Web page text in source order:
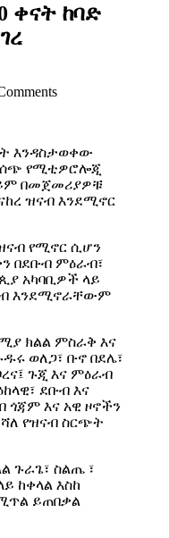
ቀናት ከባድ
እንዳስታወቀው
ሰጭ የሚቲዎሮሎጂ
በመጀመሪያዎቹ
ዝናብ እንደሚኖር
የሚኖር ሲሆን
በደቡብ ምዕራብ፣
አካባቢዎች ላይ
እንደሚኖራቸውም
ክልል ምስራቅ እና
ወለጋ፣ ቡኖ በደሌ፣
ጉጂ እና ምዕራብ
ደቡብ እና
ጎጃም እና አዊ ዞኖችን
የዝናብ ስርጭት
ጉራጌ፣ ስልጤ ፣
ከቀላል እስከ
ይጠበቃል